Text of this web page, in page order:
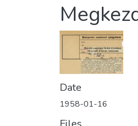
Date
1958-01-16